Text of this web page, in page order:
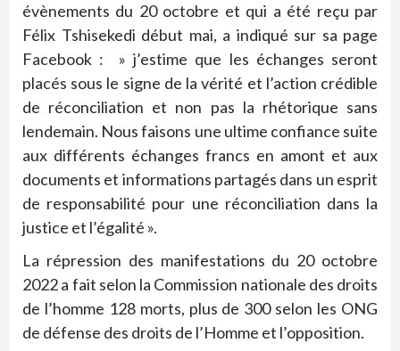
évènements du 20 octobre et qui a été reçu par
Félix Tshisekedi début mai, a indiqué sur sa page
Facebook : » j’estime que les échanges seront
placés sous le signe de la vérité et l’action crédible
de réconciliation et non pas la rhétorique sans
lendemain. Nous faisons une ultime confiance suite
aux différents échanges francs en amont et aux
documents et informations partagés dans un esprit
de responsabilité pour une réconciliation dans la
justice et l’égalité ».
La répression des manifestations du 20 octobre
2022 a fait selon la Commission nationale des droits
de l’homme 128 morts, plus de 300 selon les ONG
de défense des droits de l’Homme et l’opposition.